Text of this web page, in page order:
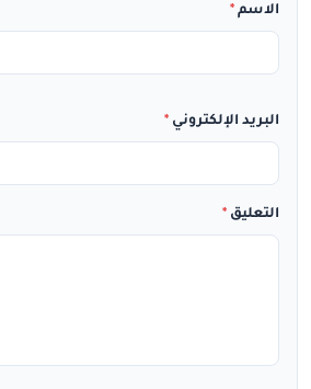
الاسم *
البريد الإلكتروني *
التعليق *